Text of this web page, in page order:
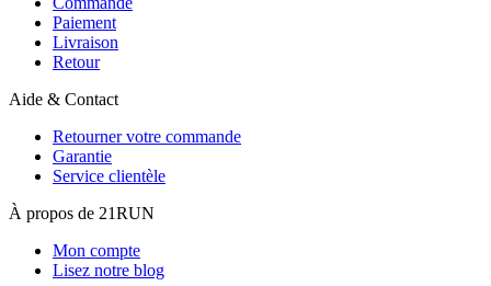
Paiement
Livraison
Retour
Aide & Contact
Retourner votre commande
Garantie
Service clientèle
À propos de 21RUN
Mon compte
Lisez notre blog